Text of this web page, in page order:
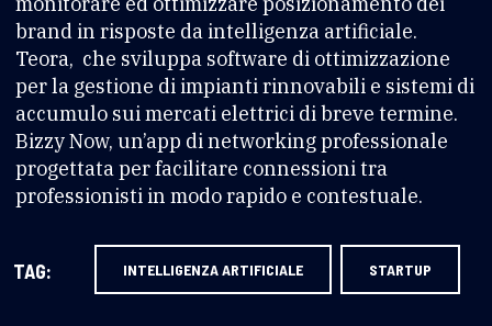
brand in risposte da intelligenza artificiale.
Teora, che sviluppa software di ottimizzazione
per la gestione di impianti rinnovabili e sistemi di
accumulo sui mercati elettrici di breve termine.
Bizzy Now, un’app di networking professionale
progettata per facilitare connessioni tra
professionisti in modo rapido e contestuale.
TAG: INTELLIGENZA ARTIFICIALE STARTUP